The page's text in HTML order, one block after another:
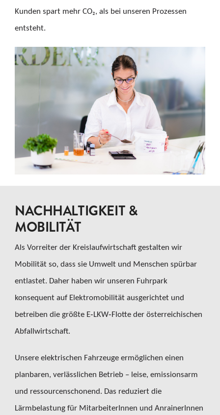
Kunden spart mehr CO₂, als bei unseren Prozessen
entsteht.
NACHHALTIGKEIT &
MOBILITÄT
Als Vorreiter der Kreislaufwirtschaft gestalten wir
Mobilität so, dass sie Umwelt und Menschen spürbar
entlastet. Daher haben wir unseren Fuhrpark
konsequent auf Elektromobilität ausgerichtet und
betreiben die größte E‑LKW‑Flotte der österreichischen
Abfallwirtschaft.
Unsere elektrischen Fahrzeuge ermöglichen einen
planbaren, verlässlichen Betrieb – leise, emissionsarm
und ressourcenschonend. Das reduziert die
Lärmbelastung für MitarbeiterInnen und AnrainerInnen